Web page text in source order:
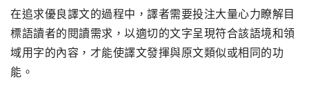
在追求優良譯文的過程中，譯者需要投注大量心力瞭解目
標語讀者的閱讀需求，以適切的文字呈現符合該語境和領
域用字的內容，才能使譯文發揮與原文類似或相同的功
能。